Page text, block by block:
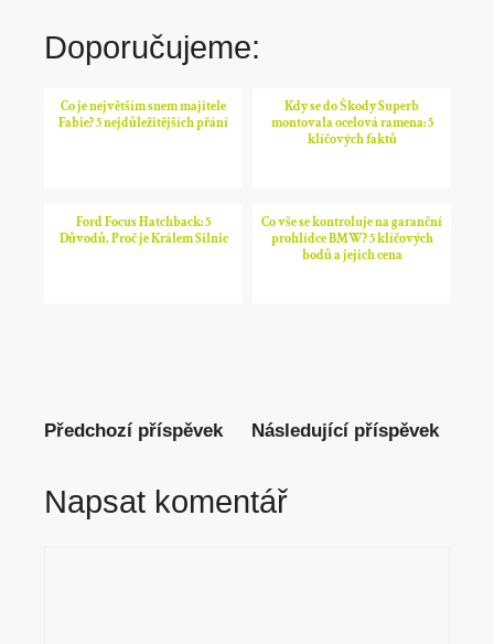
Doporučujeme:
Co je největším snem majitele
Fabie? 5 nejdůležitějších přání
Kdy se do Škody Superb
montovala ocelová ramena: 5
klíčových faktů
Ford Focus Hatchback: 5
Důvodů, Proč je Králem Silnic
Co vše se kontroluje na garanční
prohlídce BMW? 5 klíčových
bodů a jejich cena
Předchozí příspěvek Následující příspěvek
Napsat komentář